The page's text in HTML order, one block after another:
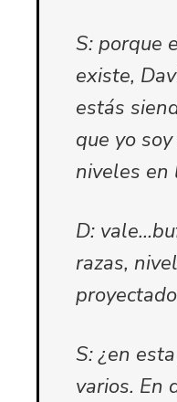
S: porque
existe,
estás
que yo
niveles en
D:
razas,
S: ¿en
varios. En